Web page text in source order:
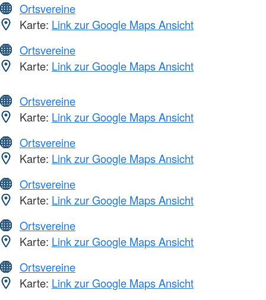
Ortsvereine
Karte: Link zur Google Maps Ansicht
Ortsvereine
Karte: Link zur Google Maps Ansicht
Ortsvereine
Karte: Link zur Google Maps Ansicht
Ortsvereine
Karte: Link zur Google Maps Ansicht
Ortsvereine
Karte: Link zur Google Maps Ansicht
Ortsvereine
Karte: Link zur Google Maps Ansicht
Ortsvereine
Karte: Link zur Google Maps Ansicht